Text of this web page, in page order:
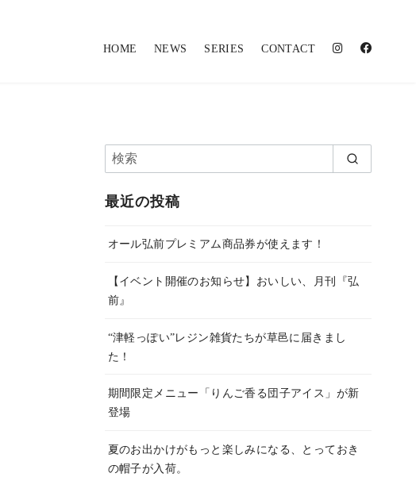
HOME NEWS SERIES CONTACT
最近の投稿
オール弘前プレミアム商品券が使えます！
【イベント開催のお知らせ】おいしい、月刊『弘
前』
“津軽っぽい”レジン雑貨たちが草邑に届きまし
た！
期間限定メニュー「りんご香る団子アイス」が新
登場
夏のお出かけがもっと楽しみになる、とっておき
の帽子が入荷。